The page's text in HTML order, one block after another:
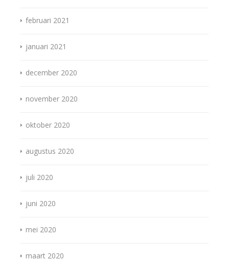
februari 2021
januari 2021
december 2020
november 2020
oktober 2020
augustus 2020
juli 2020
juni 2020
mei 2020
maart 2020